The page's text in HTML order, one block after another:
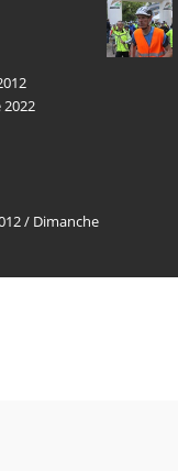
/ Dimanche